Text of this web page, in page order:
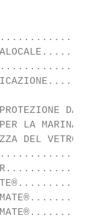
–
OGNI
E
LA
DEL VETRO